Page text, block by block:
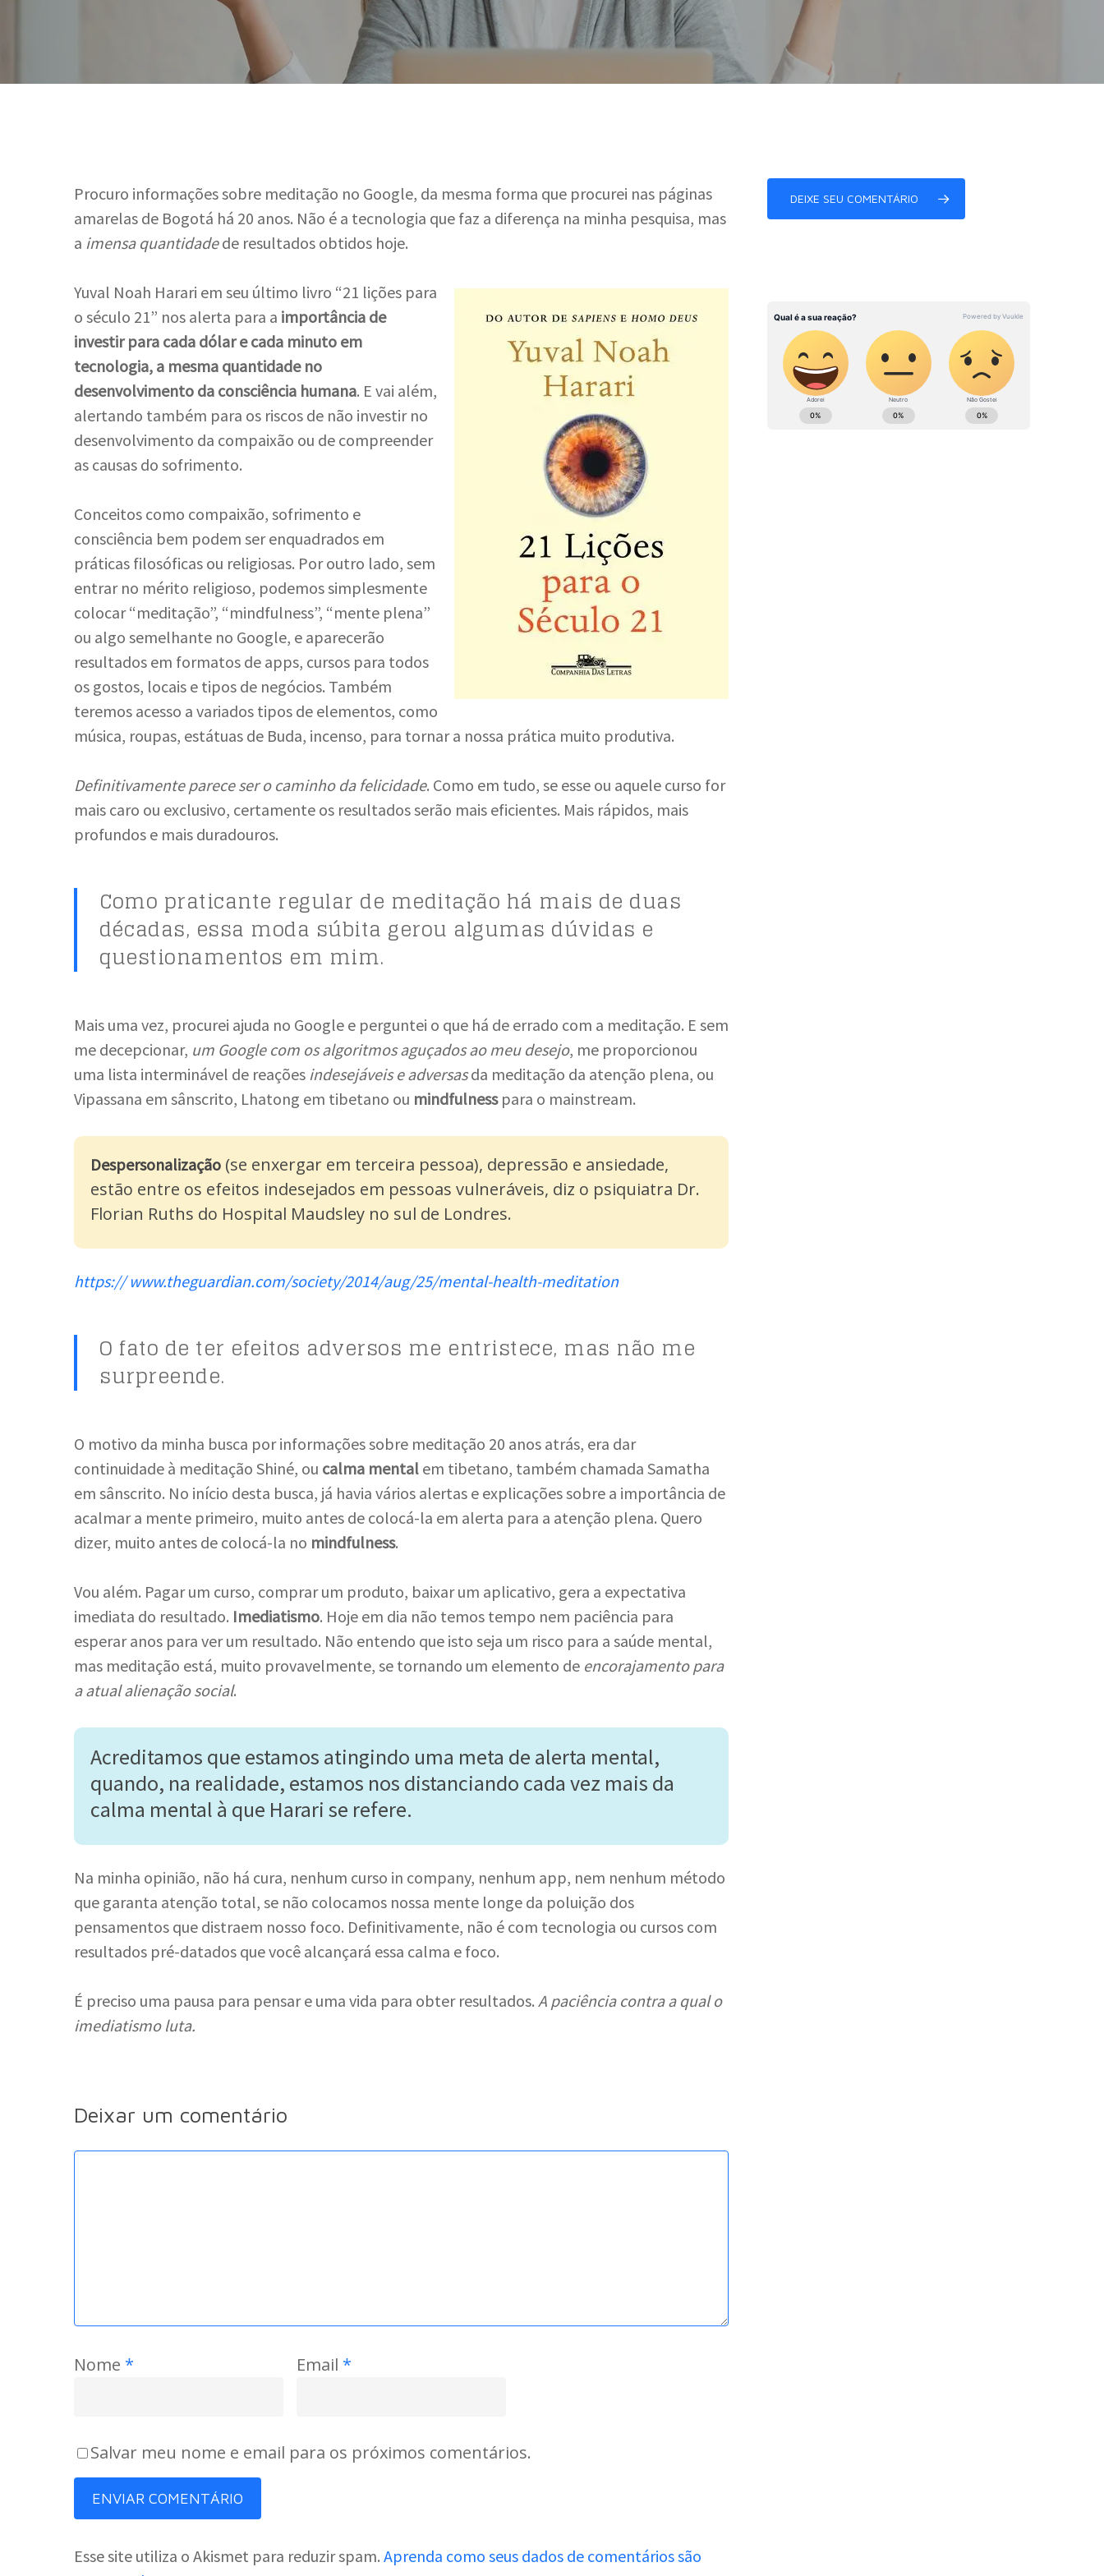
Hit enter to search or ESC to close
Procuro informações sobre meditação no Google, da mesma forma que procurei nas páginas
amarelas de Bogotá há 20 anos. Não é a tecnologia que faz a diferença na minha pesquisa, mas
a imensa quantidadede resultados obtidos hoje.
Yuval Noah Harari em seu último livro “21 lições para
o século 21” nos alerta para a importância de
investir para cada dólar e cada minuto em
tecnologia, a mesma quantidade no
desenvolvimento da consciência humana. E vai além,
alertando também para os riscos de não investir no
desenvolvimento da compaixão ou de compreender
as causas do sofrimento.
Conceitos como compaixão, sofrimento e
consciência bem podem ser enquadrados em
práticas filosóficas ou religiosas. Por outro lado, sem
entrar no mérito religioso, podemos simplesmente
colocar “meditação”, “mindfulness”, “mente plena”
ou algo semelhante no Google, e aparecerão
resultados em formatos de apps, cursos para todos
os gostos, locais e tipos de negócios. Também
teremos acesso a variados tipos de elementos, como
música, roupas, estátuas de Buda, incenso, para tornar a nossa prática muito produtiva.
Definitivamente parece ser o caminho da felicidade. Como em tudo, se esse ou aquele curso for
mais caro ou exclusivo, certamente os resultados serão mais eficientes. Mais rápidos, mais
profundos e mais duradouros.
Como praticante regular de meditação há mais de duas
décadas, essa moda súbita gerou algumas dúvidas e
questionamentos em mim.
Mais uma vez, procurei ajuda no Google e perguntei o que há de errado com a meditação. E sem
me decepcionar, um Google com os algoritmos aguçados ao meu desejo, me proporcionou
uma lista interminável de reações indesejáveis e adversasda meditação da atenção plena, ou
Vipassana em sânscrito, Lhatong em tibetano ou mindfulnesspara o mainstream.
Despersonalização (se enxergar em terceira pessoa), depressão e ansiedade,
estão entre os efeitos indesejados em pessoas vulneráveis, diz o psiquiatra Dr.
Florian Ruths do Hospital Maudsley no sul de Londres.
https:// www.theguardian.com/society/2014/aug/25/mental-health-meditation
O fato de ter efeitos adversos me entristece, mas não me
surpreende.
O motivo da minha busca por informações sobre meditação 20 anos atrás, era dar
continuidade à meditação Shiné, ou calma mental em tibetano, também chamada Samatha
em sânscrito. No início desta busca, já havia vários alertas e explicações sobre a importância de
acalmar a mente primeiro, muito antes de colocá-la em alerta para a atenção plena. Quero
dizer, muito antes de colocá-la no mindfulness.
Vou além. Pagar um curso, comprar um produto, baixar um aplicativo, gera a expectativa
imediata do resultado. Imediatismo. Hoje em dia não temos tempo nem paciência para
esperar anos para ver um resultado. Não entendo que isto seja um risco para a saúde mental,
mas meditação está, muito provavelmente, se tornando um elemento de encorajamento para
a atual alienação social.
Acreditamos que estamos atingindo uma meta de alerta mental,
quando, na realidade, estamos nos distanciando cada vez mais da
calma mental à que Harari se refere.
Na minha opinião, não há cura, nenhum curso in company, nenhum app, nem nenhum método
que garanta atenção total, se não colocamos nossa mente longe da poluição dos
pensamentos que distraem nosso foco. Definitivamente, não é com tecnologia ou cursos com
resultados pré-datados que você alcançará essa calma e foco.
É preciso uma pausa para pensar e uma vida para obter resultados. A paciência contra a qual o
imediatismo luta.
Deixar um comentário
Nome * Email *
Salvar meu nome e email para os próximos comentários.
Esse site utiliza o Akismet para reduzir spam. Aprenda como seus dados de comentários são
DEIXE SEU COMENTÁRIO